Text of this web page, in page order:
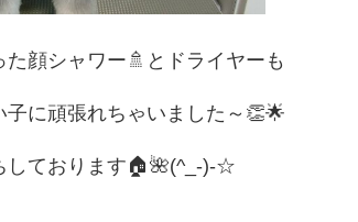
顔シャワー🚿とドライヤーも
に頑張れちゃいました～👏🌟
しております🏠🌺(^_-)-☆